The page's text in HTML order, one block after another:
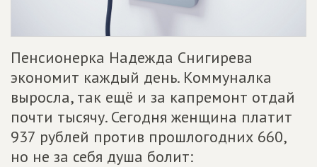
Пенсионерка Надежда Снигирева
экономит каждый день. Коммуналка
выросла, так ещё и за капремонт отдай
почти тысячу. Сегодня женщина платит
937 рублей против прошлогодних 660,
но не за себя душа болит: